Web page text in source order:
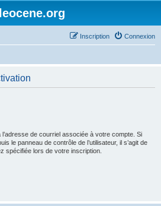
Connexion
Inscription
de courriel associée à votre compte. Si
le panneau de contrôle de l’utilisateur, il s’agit de
spécifiée lors de votre inscription.